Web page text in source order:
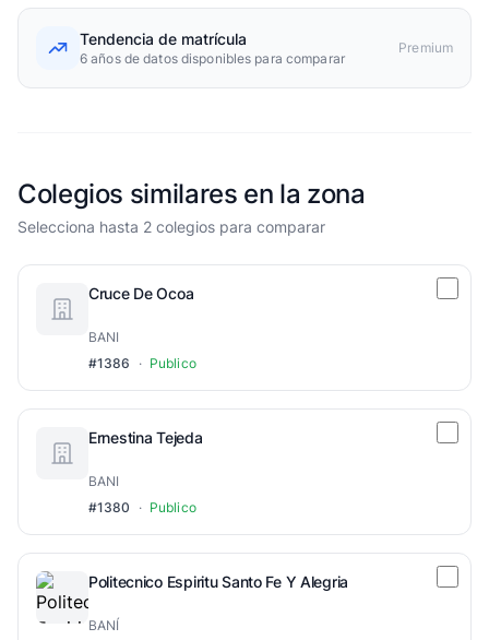
Tendencia de matrícula
6 años de datos disponibles para comparar
Premium
Colegios similares en la zona
Selecciona hasta 2 colegios para comparar
Cruce De Ocoa
BANI
#1386
· Publico
Ernestina Tejeda
BANI
#1380
· Publico
Politecnico Espiritu Santo Fe Y Alegria
BANÍ